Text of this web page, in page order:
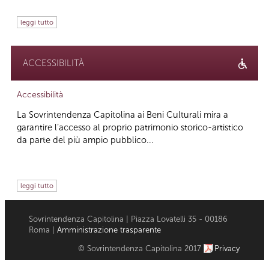
leggi tutto
ACCESSIBILITÀ
Accessibilità
La Sovrintendenza Capitolina ai Beni Culturali mira a
garantire l’accesso al proprio patrimonio storico-artistico
da parte del più ampio pubblico...
leggi tutto
Sovrintendenza Capitolina | Piazza Lovatelli 35 - 00186
Roma | Amministrazione trasparente
© Sovrintendenza Capitolina 2017 Privacy